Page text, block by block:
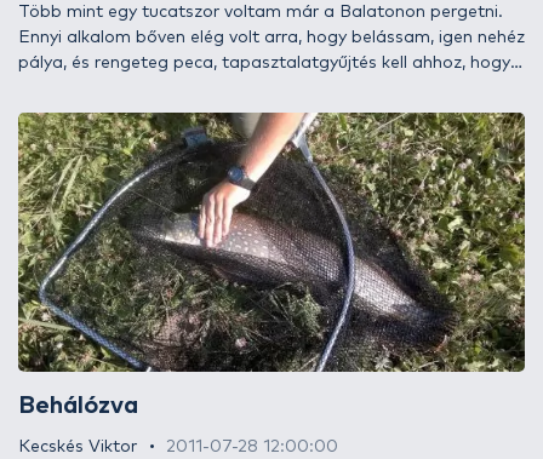
Több mint egy tucatszor voltam már a Balatonon pergetni.
Ennyi alkalom bőven elég volt arra, hogy belássam, igen nehéz
pálya, és rengeteg peca, tapasztalatgyűjtés kell ahhoz, hogy
látogatásaim is, de az, amikor valaki megmutatja, hogy hová
kell mennem és mit kell dobálnom, számomra nem teljes
értékű élmény. Habár jóval melósabb és időigényesebb
megoldás, én mégis azt szeretem, amikor én rakom össze a
kirakóst.
Behálózva
Kecskés Viktor 2011-07-28 12:00:00